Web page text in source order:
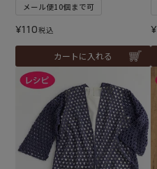
メール便10個まで可
¥110税込
カートに入れる
¥